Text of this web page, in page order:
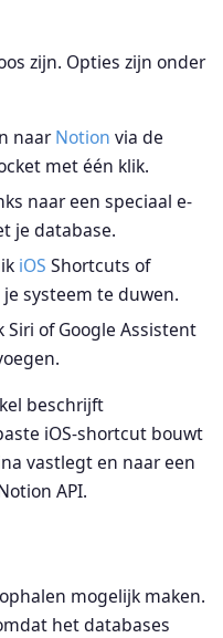
zijn. Opties zijn onder
naarNotion via de
met één klik.
naar een speciaal e-
je database.
iOS Shortcuts of
systeem te duwen.
Siri of Google Assistent
beschrijft
iOS-shortcut bouwt
vastlegt en naar een
API.
mogelijk maken.
het databases